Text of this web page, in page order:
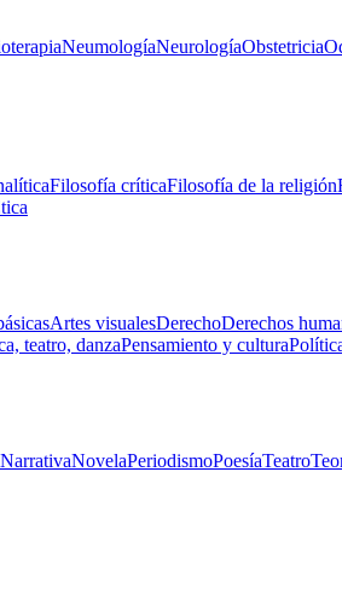
NeumologíaNeurologíaObstetricia
Filosofía críticaFilosofía de la religión
Artes visualesDerechoDerechos
teatro, danzaPensamiento y cultura
NarrativaNovelaPeriodismoPoesíaTeatro